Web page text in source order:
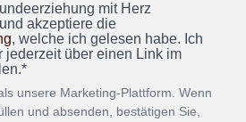
mit Herz
akzeptiere die
, welche ich gelesen habe. Ich
jederzeit über einen Link im
unsere Marketing-Plattform. Wenn
und absenden, bestätigen Sie,